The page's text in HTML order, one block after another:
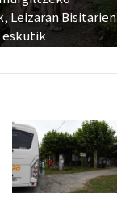
Leizaran Bisitarien
eskutik